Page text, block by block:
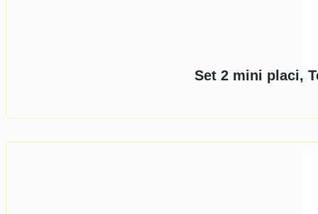
Set 2 mini placi,